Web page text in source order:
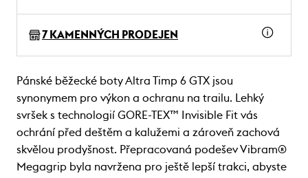
7 KAMENNÝCH PRODEJEN
Pánské běžecké boty Altra Timp 6 GTX jsou
synonymem pro výkon a ochranu na trailu. Lehký
svršek s technologií GORE-TEX™ Invisible Fit vás
ochrání před deštěm a kalužemi a zároveň zachová
skvělou prodyšnost. Přepracovaná podešev Vibram®
Megagrip byla navržena pro ještě lepší trakci, abyste